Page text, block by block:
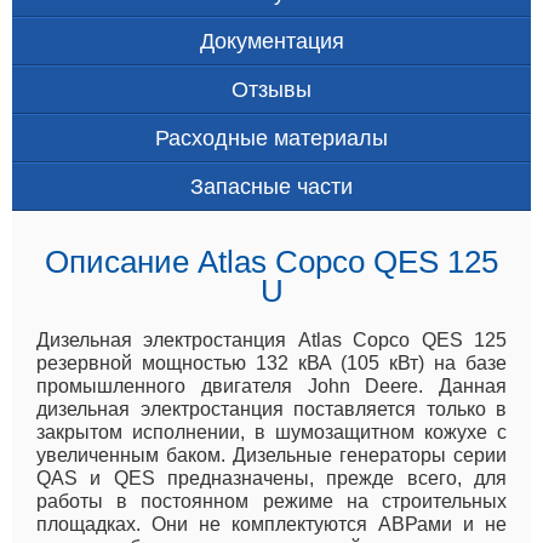
Документация
Отзывы
Расходные материалы
Запасные части
Описание Atlas Copco QES 125
U
Дизельная электростанция Atlas Copco QES 125
резервной мощностью 132 кВА (105 кВт) на базе
промышленного двигателя John Deere. Данная
дизельная электростанция поставляется только в
закрытом исполнении, в шумозащитном кожухе с
увеличенным баком. Дизельные генераторы серии
QAS и QES предназначены, прежде всего, для
работы в постоянном режиме на строительных
площадках. Они не комплектуются АВРами и не